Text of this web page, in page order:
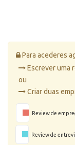
Para acederes
Escrever uma
ou
Criar duas
Review de
Review de